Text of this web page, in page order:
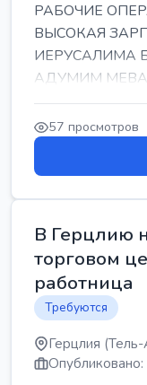
РАБОЧИЕ
ВЫСОКАЯ
ИЕРУСАЛИМА
АДУМИМ
ПОДАРКИ
57 просмотров
В Герцлию
торговом
работница
Требуются
Герцлия (Тель-